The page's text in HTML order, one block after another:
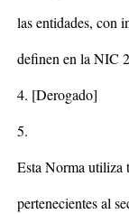
las entidades, con
definen en la NIC
4. [Derogado]
5.
Esta Norma utiliza
pertenecientes al